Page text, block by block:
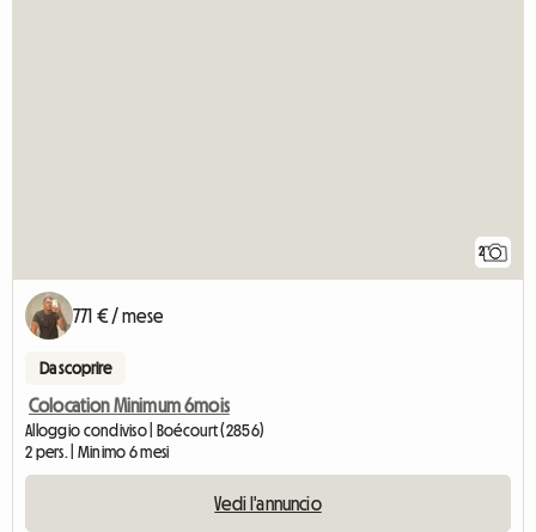
2
771 € / mese
Da scoprire
Colocation Minimum 6mois
Alloggio condiviso | Boécourt (2856)
2 pers. | Minimo 6 mesi
Vedi l'annuncio